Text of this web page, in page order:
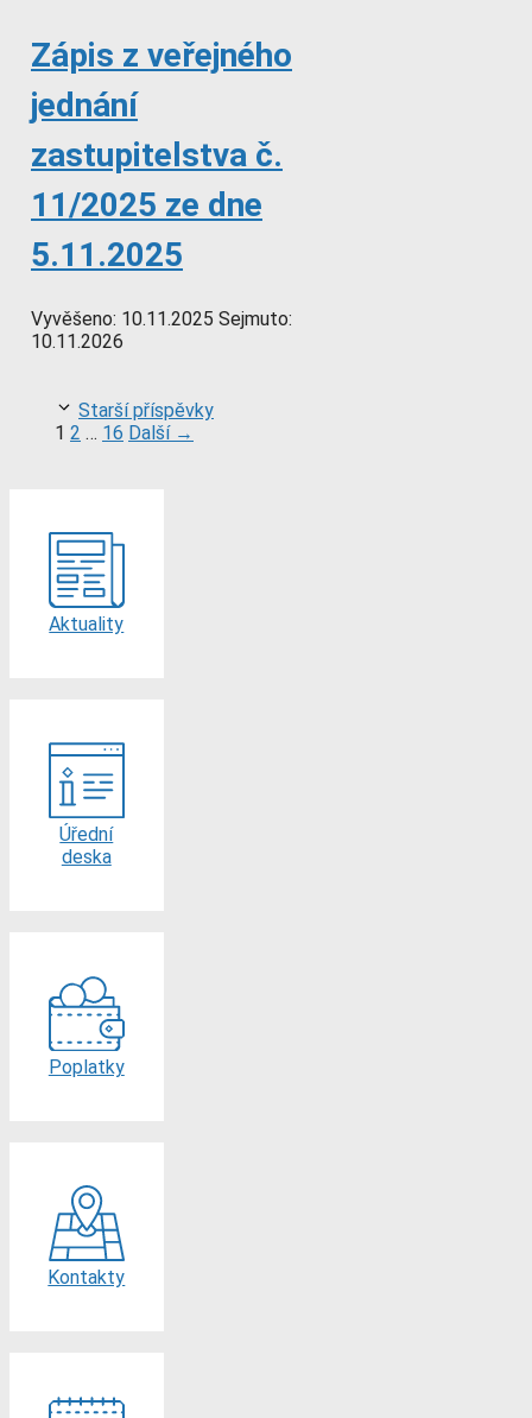
Zápis z veřejného
jednání
zastupitelstva č.
11/2025 ze dne
5.11.2025
Vyvěšeno: 10.11.2025 Sejmuto:
10.11.2026
Starší příspěvky
Stránka
1 Stránka
2 … Stránka
16 Další →
Aktuality
Úřední
deska
Poplatky
Kontakty